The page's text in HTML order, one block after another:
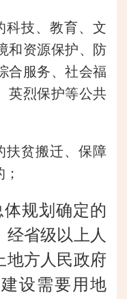
科技、教育、文
和资源保护、防
合服务、社会福
英烈保护等公共
扶贫搬迁、保障
规划确定的
省级以上人
地方人民政府
设需要用地